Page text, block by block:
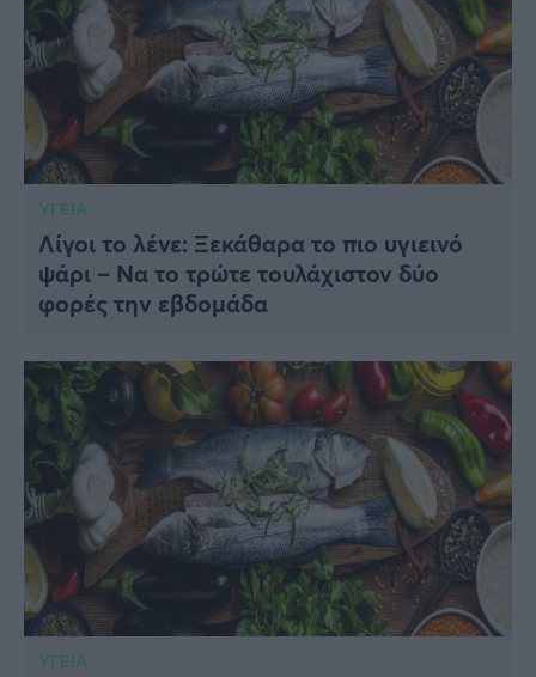
ΥΓΕΙΑ
Λίγοι το λένε: Ξεκάθαρα το πιο υγιεινό
ψάρι – Να το τρώτε τουλάχιστον δύο
φορές την εβδομάδα
ΥΓΕΙΑ